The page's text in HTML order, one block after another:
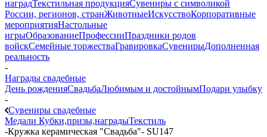
наградТекстильная продукцияСувениры с символикой
России, регионов, странЖивотныеИскусствоКорпоративные
мероприятияНастольные
игрыОбразованиеПрофессииПраздники родов
войскСемейные торжестваГравировкаСувенирыДополненная
реальность
-
Награды свадебные
День рожденияСвадьбаЛюбимым и достойнымПодари улыбку
-
Сувениры свадебные
Медали Кубки,призы,наградыТекстиль
-Кружка керамическая "Свадьба"- SU147